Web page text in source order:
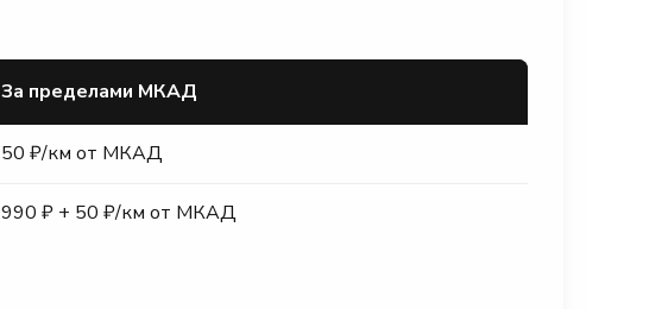
За пределами МКАД
50 ₽/км от МКАД
990 ₽ + 50 ₽/км от МКАД